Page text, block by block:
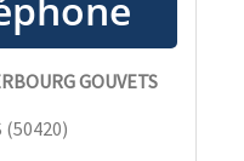
GOUVETS
(50420)